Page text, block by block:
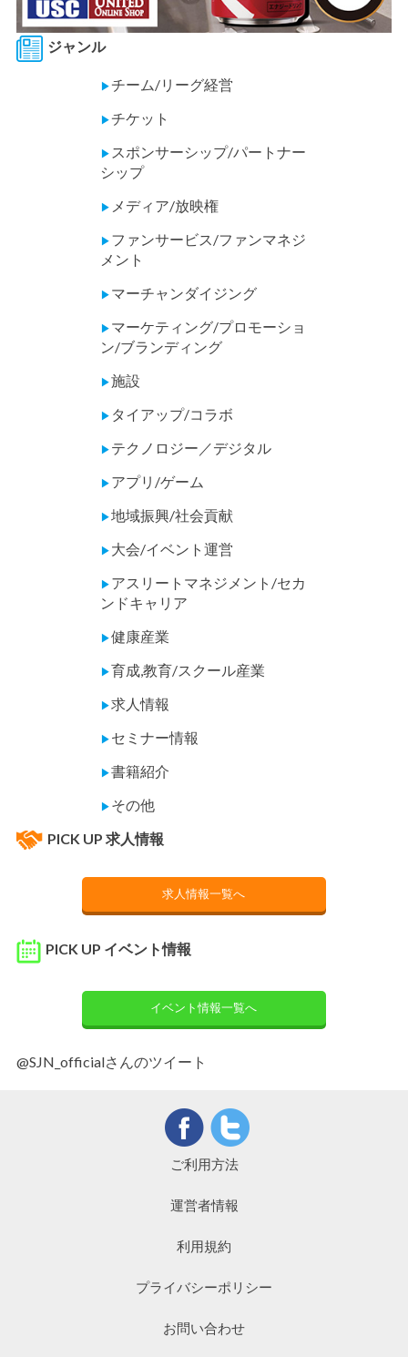
ジャンル
▶チーム/リーグ経営
▶チケット
▶ スポンサーシップ/パートナー
シップ
▶ メディア/放映権
▶ ファンサービス/ファンマネジ
メント
▶ マーチャンダイジング
▶ マーケティング/プロモーショ
ン/ブランディング
▶施設
▶ タイアップ/コラボ
▶ テクノロジー／デジタル
▶ アプリ/ゲーム
▶地域振興/社会貢献
▶ 大会/イベント運営
▶ アスリートマネジメント/セカ
ンドキャリア
▶健康産業
▶育成,教育/スクール産業
▶求人情報
▶ セミナー情報
▶書籍紹介
▶ その他
PICK UP 求人情報
求人情報一覧へ
PICK UP イベント情報
イベント情報一覧へ
@SJN_officialさんのツイート
ご利用方法
運営者情報
利用規約
プライバシーポリシー
お問い合わせ